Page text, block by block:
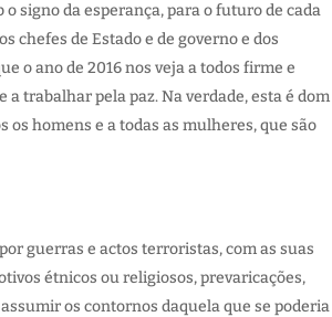
signo da esperança, para o futuro de cada
chefes de Estado e de governo e dos
o ano de 2016 nos veja a todos firme e
trabalhar pela paz. Na verdade, esta é dom
os homens e a todas as mulheres, que são
guerras e actos terroristas, com as suas
étnicos ou religiosos, prevaricações,
os contornos daquela que se poderia